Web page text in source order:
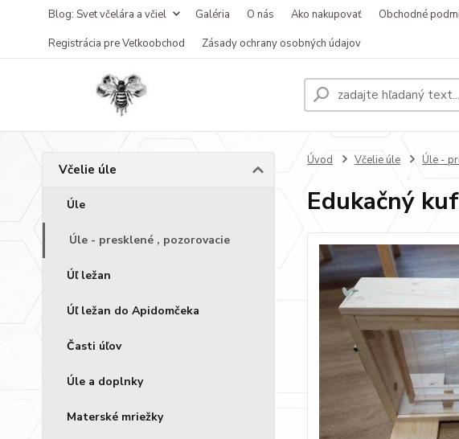
Blog: Svet včelára a včiel Galéria O nás Ako nakupovať Obchodné
Registrácia pre Veľkoobchod
Zásady ochrany osobných údajov
Včelie úle
Úle
Úle - presklené , pozorovacie
Úľ ležan
Úľ ležan do Apidomčeka
Časti úľov
Úle a doplnky
Materské mriežky
Úvod Včelie úle Úle -
Edukačný